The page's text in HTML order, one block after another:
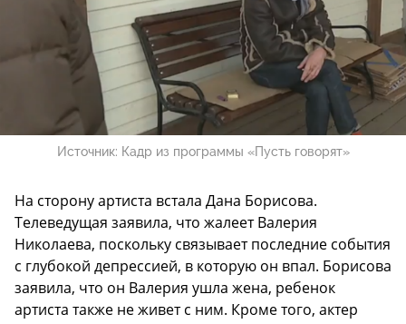
Источник: Кадр из программы «Пусть говорят»
На сторону артиста встала Дана Борисова.
Телеведущая заявила, что жалеет Валерия
Николаева, поскольку связывает последние события
с глубокой депрессией, в которую он впал. Борисова
заявила, что он Валерия ушла жена, ребенок
артиста также не живет с ним. Кроме того, актер